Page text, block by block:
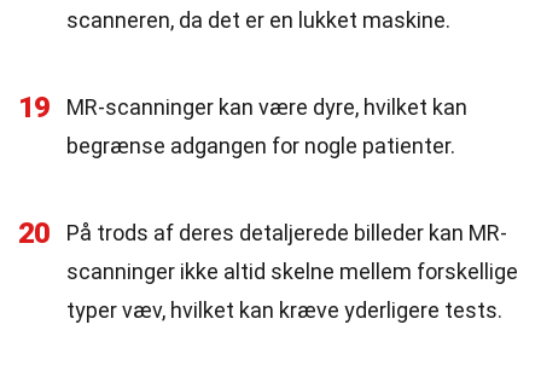
scanneren, da det er en lukket maskine.
19
MR-scanninger kan være dyre, hvilket kan
begrænse adgangen for nogle patienter.
20
På trods af deres detaljerede billeder kan MR-
scanninger ikke altid skelne mellem forskellige
typer væv, hvilket kan kræve yderligere tests.